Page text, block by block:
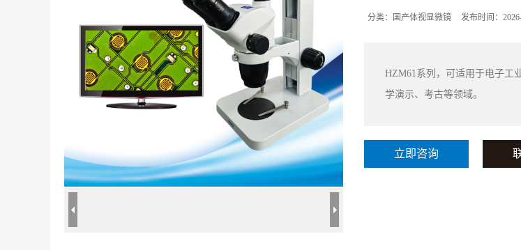
分类：国产体视显微镜 发布时间：
HZM61系列，可适用于电子工
学演示、考古等领域。
立即咨询